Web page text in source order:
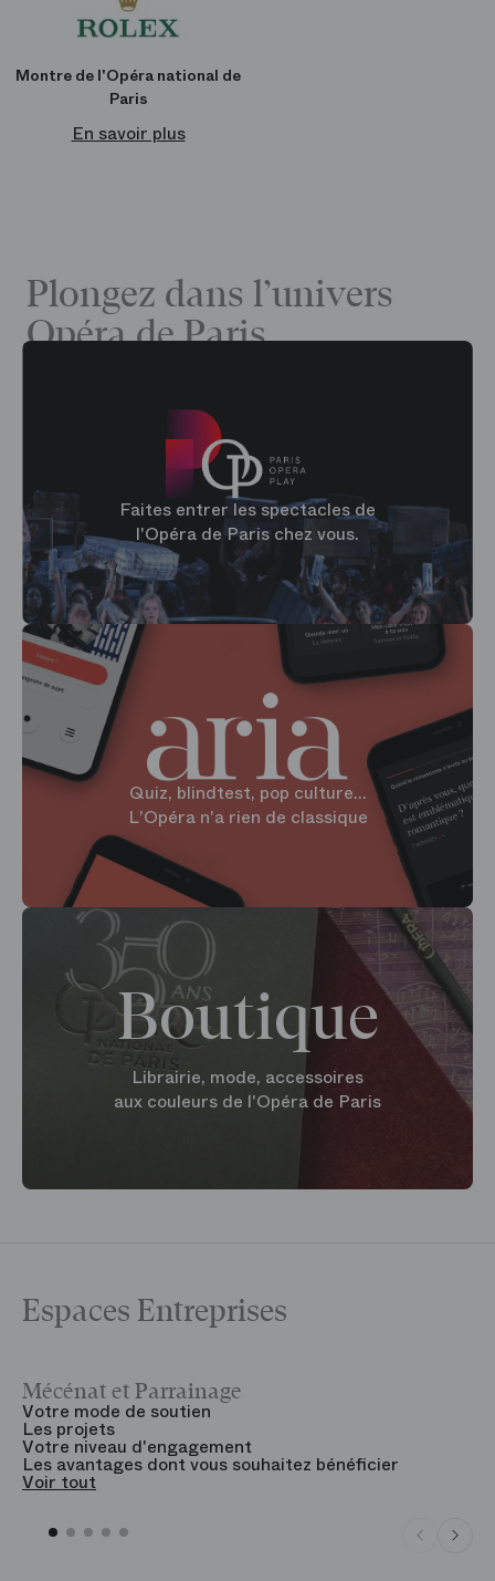
Montre de l'Opéra national de
Paris
En savoir plus
Plongez dans l’univers
Opéra de Paris
Faites entrer les spectacles de
l'Opéra de Paris chez vous.
Quiz, blindtest, pop culture...
L'Opéra n'a rien de classique
Boutique
Librairie, mode, accessoires
aux couleurs de l'Opéra de Paris
Espaces Entreprises
Mécénat et Parrainage
Votre mode de soutien
Les projets
Votre niveau d'engagement
Les avantages dont vous souhaitez bénéficier
Voir tout